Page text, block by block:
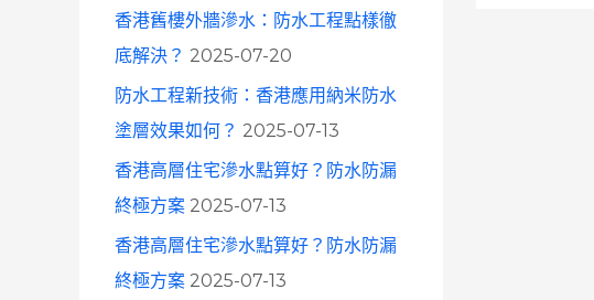
香港舊樓外牆滲水：防水工程點樣徹
底解決？ 2025-07-20
防水工程新技術：香港應用納米防水
塗層效果如何？ 2025-07-13
香港高層住宅滲水點算好？防水防漏
終極方案 2025-07-13
香港高層住宅滲水點算好？防水防漏
終極方案 2025-07-13